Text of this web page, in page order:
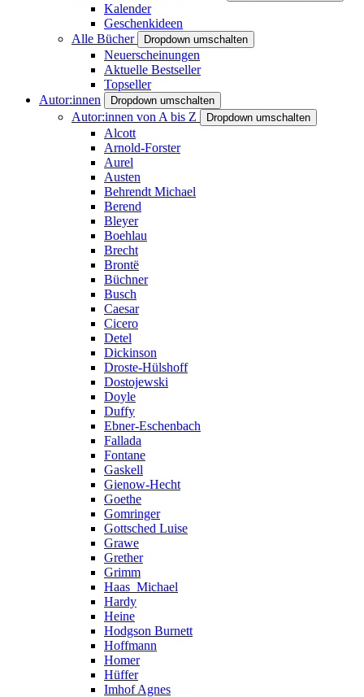
Kalender
Geschenkideen
Alle Bücher
Dropdown umschalten
Neuerscheinungen
Aktuelle Bestseller
Topseller
Autor:innen
Dropdown umschalten
Autor:innen von A bis Z Dropdown umschalten
Alcott
Arnold-Forster
Aurel
Austen
Behrendt Michael
Berend
Bleyer
Boehlau
Brecht
Brontë
Büchner
Busch
Caesar
Cicero
Detel
Dickinson
Droste-Hülshoff
Dostojewski
Doyle
Duffy
Ebner-Eschenbach
Fallada
Fontane
Gaskell
Gienow-Hecht
Goethe
Gomringer
Gottsched Luise
Grawe
Grether
Grimm
Haas_Michael
Hardy
Heine
Hodgson Burnett
Hoffmann
Homer
Hüffer
Imhof Agnes